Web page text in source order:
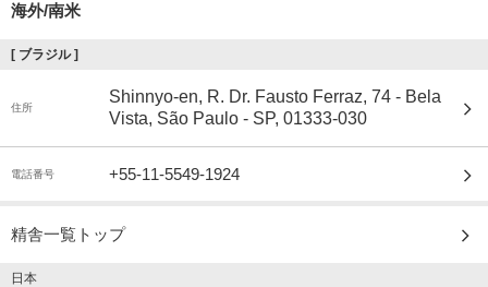
海外/南米
[ ブラジル]
住所
Shinnyo-en, R. Dr. Fausto Ferraz, 74 - Bela
Vista, São Paulo - SP, 01333-030
電話番号 +55-11-5549-1924
精舎一覧トップ
日本